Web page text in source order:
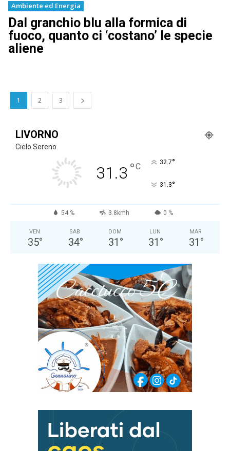
Ambiente ed Energia
Dal granchio blu alla formica di
fuoco, quanto ci ‘costano’ le specie
aliene
1 2 3
LIVORNO
Cielo Sereno
31.3 °C 32.7°
31.3°
54 % 3.8kmh 0 %
VEN
35°
SAB
34°
DOM
31 °
LUN
31 °
MAR
31 °